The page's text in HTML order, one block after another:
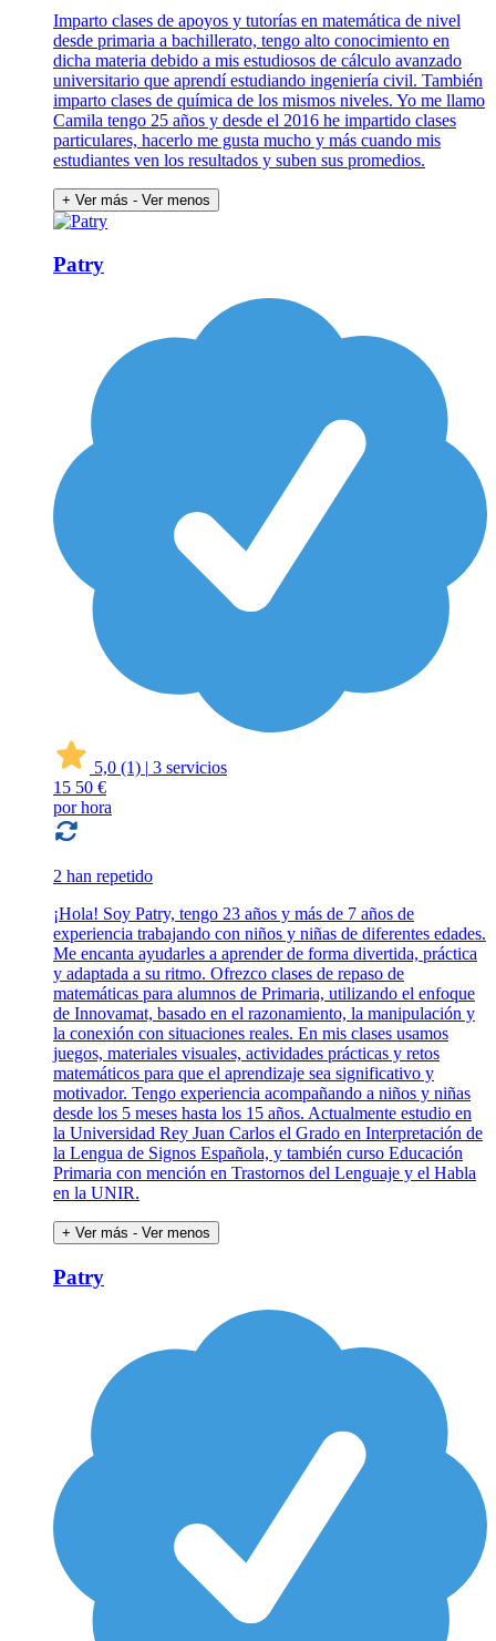
Imparto clases de apoyos y tutorías en matemática de nivel
desde primaria a bachillerato, tengo alto conocimiento en
dicha materia debido a mis estudiosos de cálculo avanzado
universitario que aprendí estudiando ingeniería civil. También
imparto clases de química de los mismos niveles. Yo me llamo
Camila tengo 25 años y desde el 2016 he impartido clases
particulares, hacerlo me gusta mucho y más cuando mis
estudiantes ven los resultados y suben sus promedios.
+ Ver más - Ver menos
Patry
5,0 (1) | 3 servicios
15 50 €
por hora
2 han repetido
¡Hola! Soy Patry, tengo 23 años y más de 7 años de
experiencia trabajando con niños y niñas de diferentes edades.
Me encanta ayudarles a aprender de forma divertida, práctica
y adaptada a su ritmo. Ofrezco clases de repaso de
matemáticas para alumnos de Primaria, utilizando el enfoque
de Innovamat, basado en el razonamiento, la manipulación y
la conexión con situaciones reales. En mis clases usamos
juegos, materiales visuales, actividades prácticas y retos
matemáticos para que el aprendizaje sea significativo y
motivador. Tengo experiencia acompañando a niños y niñas
desde los 5 meses hasta los 15 años. Actualmente estudio en
la Universidad Rey Juan Carlos el Grado en Interpretación de
la Lengua de Signos Española, y también curso Educación
Primaria con mención en Trastornos del Lenguaje y el Habla
en la UNIR.
+ Ver más - Ver menos
Patry